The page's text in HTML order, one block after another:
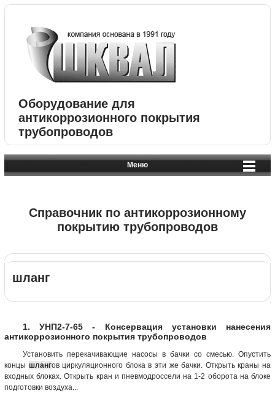
Оборудование для
антикоррозионного покрытия
трубопроводов
Меню
Справочник по антикоррозионному
покрытию трубопроводов
шланг
1. УНП2-7-65 - Консервация установки нанесения
антикоррозионного покрытия трубопроводов
Установить перекачивающие насосы в бачки со смесью. Опустить
концы шлангов циркуляционного блока в эти же бачки. Открыть краны на
входных блоках. Открыть кран и пневмодроссели на 1-2 оборота на блоке
подготовки воздуха...